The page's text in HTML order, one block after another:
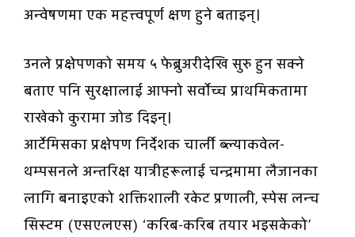
अन्वेषणमा एक महत्त्वपूर्ण क्षण हुने बताइन्।
उनले प्रक्षेपणको समय ५ फेब्रुअरीदेखि सुरु हुन सक्ने
बताए पनि सुरक्षालाई आफ्नो सर्वोच्च प्राथमिकतामा
राखेको कुरामा जोड दिइन्।
आर्टेमिसका प्रक्षेपण निर्देशक चार्ली ब्ल्याकवेल-
थम्पसनले अन्तरिक्ष यात्रीहरूलाई चन्द्रमामा लैजानका
लागि बनाइएको शक्तिशाली रकेट प्रणाली, स्पेस लन्च
सिस्टम (एसएलएस) ‘करिब-करिब तयार भइसकेको’